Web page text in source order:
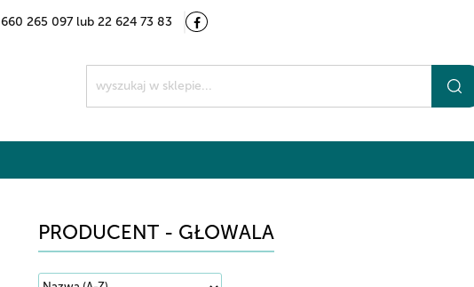
660 265 097 lub 22 624 73 83
Kategorie
PRODUCENT - GŁOWALA